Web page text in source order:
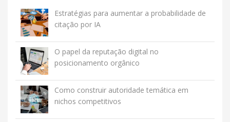
Estratégias para aumentar a probabilidade de
citação por IA
O papel da reputação digital no
posicionamento orgânico
Como construir autoridade temática em
nichos competitivos